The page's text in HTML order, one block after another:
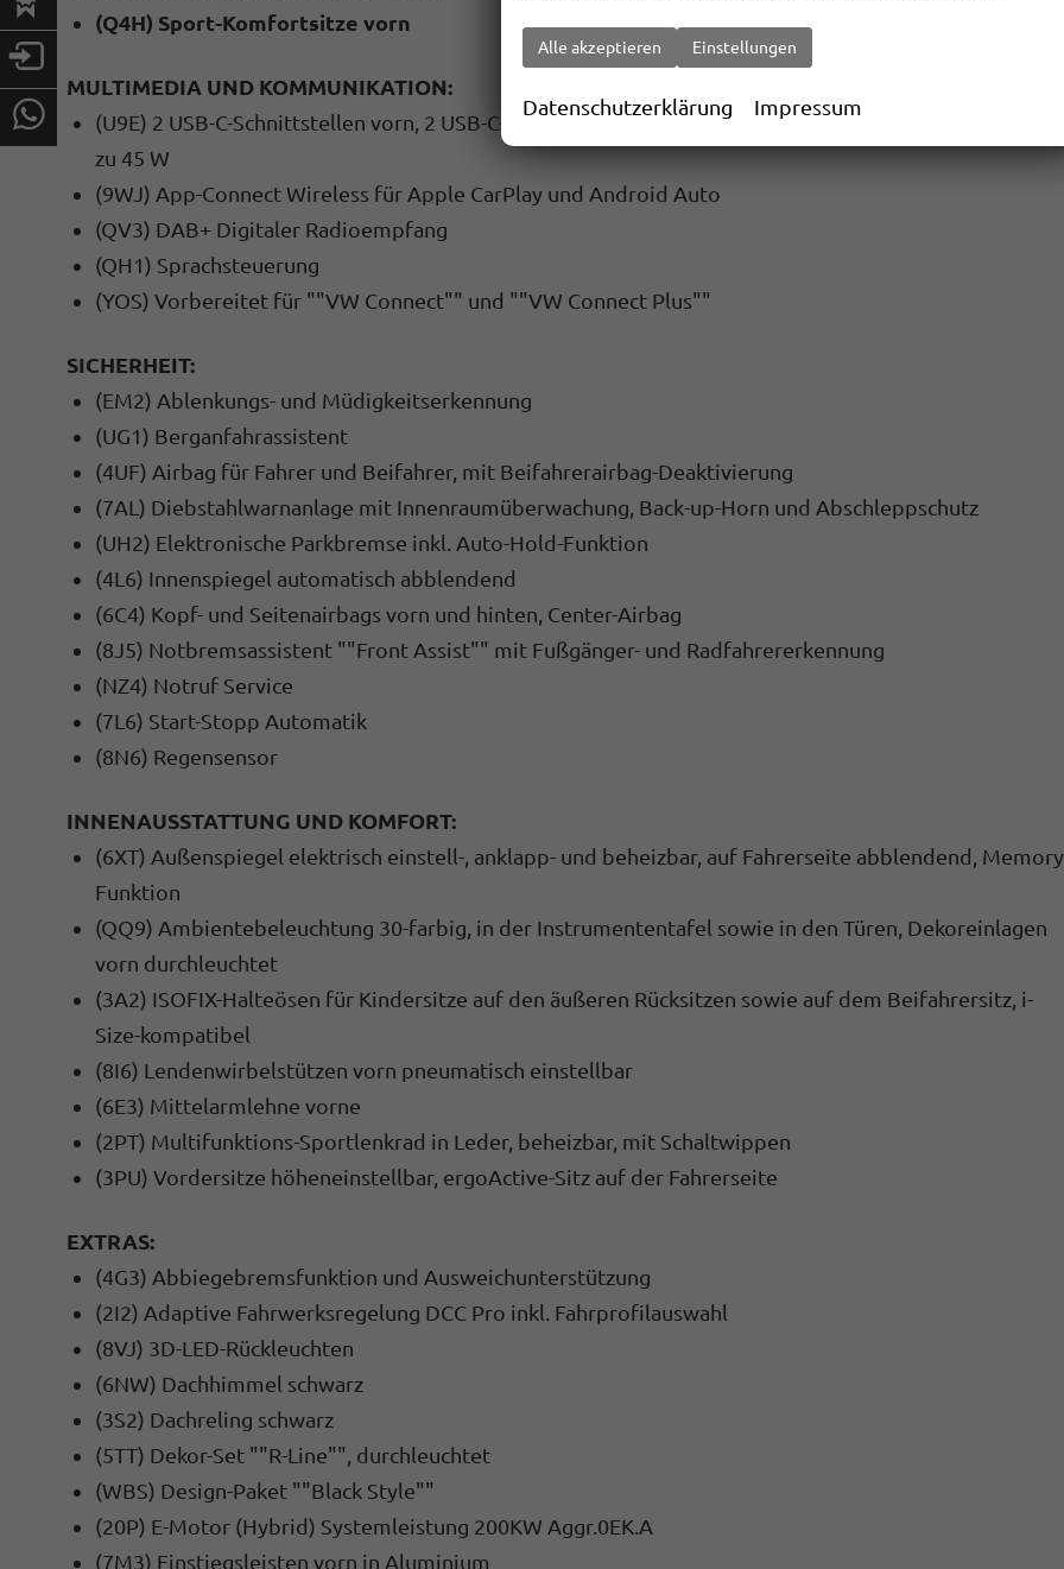
(Q4H) Sport-Komfortsitze vorn
MULTIMEDIA UND KOMMUNIKATION:
(U9E) 2 USB-C-Schnittstellen vorn, 2 USB-C-Ladebuchsen an der Mittelkonsole hinten, Ladeleistung
zu 45 W
(9WJ) App-Connect Wireless für Apple CarPlay und Android Auto
(QV3) DAB+ Digitaler Radioempfang
(QH1) Sprachsteuerung
(YOS) Vorbereitet für ""VW Connect"" und ""VW Connect Plus""
SICHERHEIT:
(EM2) Ablenkungs- und Müdigkeitserkennung
(UG1) Berganfahrassistent
(4UF) Airbag für Fahrer und Beifahrer, mit Beifahrerairbag-Deaktivierung
(7AL) Diebstahlwarnanlage mit Innenraumüberwachung, Back-up-Horn und Abschleppschutz
(UH2) Elektronische Parkbremse inkl. Auto-Hold-Funktion
(4L6) Innenspiegel automatisch abblendend
(6C4) Kopf- und Seitenairbags vorn und hinten, Center-Airbag
(8J5) Notbremsassistent ""Front Assist"" mit Fußgänger- und Radfahrererkennung
(NZ4) Notruf Service
(7L6) Start-Stopp Automatik
(8N6) Regensensor
INNENAUSSTATTUNG UND KOMFORT:
(6XT) Außenspiegel elektrisch einstell-, anklapp- und beheizbar, auf Fahrerseite abblendend,
Funktion
(QQ9) Ambientebeleuchtung 30-farbig, in der Instrumententafel sowie in den Türen, Dekoreinlagen
vorn durchleuchtet
(3A2) ISOFIX-Halteösen für Kindersitze auf den äußeren Rücksitzen sowie auf dem Beifahrersitz, i-
Size-kompatibel
(8I6) Lendenwirbelstützen vorn pneumatisch einstellbar
(6E3) Mittelarmlehne vorne
(2PT) Multifunktions-Sportlenkrad in Leder, beheizbar, mit Schaltwippen
(3PU) Vordersitze höheneinstellbar, ergoActive-Sitz auf der Fahrerseite
EXTRAS:
(4G3) Abbiegebremsfunktion und Ausweichunterstützung
(2I2) Adaptive Fahrwerksregelung DCC Pro inkl. Fahrprofilauswahl
(8VJ) 3D-LED-Rückleuchten
(6NW) Dachhimmel schwarz
(3S2) Dachreling schwarz
(5TT) Dekor-Set ""R-Line"", durchleuchtet
(WBS) Design-Paket ""Black Style""
(20P) E-Motor (Hybrid) Systemleistung 200KW Aggr.0EK.A
(7M3) Einstiegsleisten vorn in Aluminium
Alle akzeptieren Einstellungen
Datenschutzerklärung Impressum